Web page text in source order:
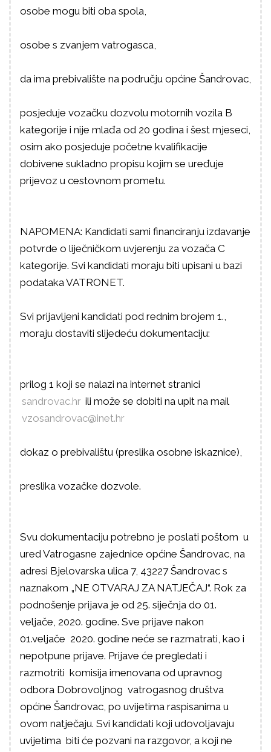
osobe mogu biti oba spola,
osobe s zvanjem vatrogasca,
da ima prebivalište na području općine Šandrovac,
posjeduje vozačku dozvolu motornih vozila B
kategorije i nije mlađa od 20 godina i šest mjeseci,
osim ako posjeduje početne kvalifikacije
dobivene sukladno propisu kojim se uređuje
prijevoz u cestovnom prometu.
NAPOMENA: Kandidati sami financiranju izdavanje
potvrde o liječničkom uvjerenju za vozača C
kategorije. Svi kandidati moraju biti upisani u bazi
podataka VATRONET.
Svi prijavljeni kandidati pod rednim brojem 1.,
moraju dostaviti slijedeću dokumentaciju:
prilog 1 koji se nalazi na internet stranici
sandrovac.hr ili može se dobiti na upit na mail
vzosandrovac@inet.hr
dokaz o prebivalištu (preslika osobne iskaznice),
preslika vozačke dozvole.
Svu dokumentaciju potrebno je poslati poštom u
ured Vatrogasne zajednice općine Šandrovac, na
adresi Bjelovarska ulica 7, 43227 Šandrovac s
naznakom „NE OTVARAJ ZA NATJEČAJ“. Rok za
podnošenje prijava je od 25. siječnja do 01.
veljače, 2020. godine. Sve prijave nakon
01.veljače 2020. godine neće se razmatrati, kao i
nepotpune prijave. Prijave će pregledati i
razmotriti komisija imenovana od upravnog
odbora Dobrovoljnog vatrogasnog društva
općine Šandrovac, po uvijetima raspisanima u
ovom natječaju. Svi kandidati koji udovoljavaju
uvijetima biti će pozvani na razgovor, a koji ne